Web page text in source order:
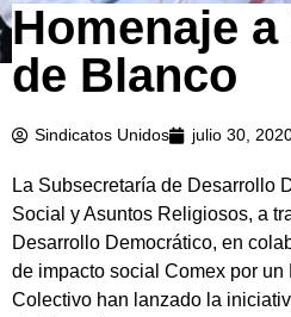
Homenaje
de Blanco
Sindicatos Unidos julio 30,
La Subsecretaría de Desarrollo
Social y Asuntos Religiosos, a
Desarrollo Democrático, en
de impacto social Comex por un
Colectivo han lanzado la